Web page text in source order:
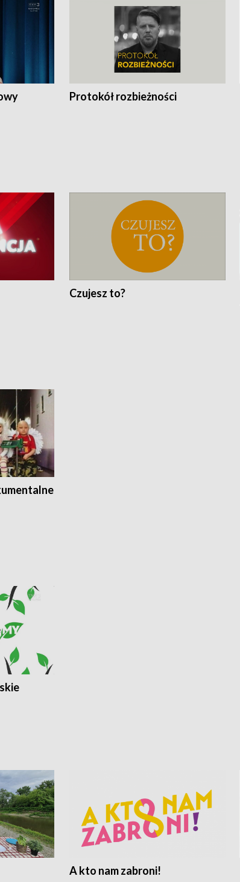
Protokół rozbieżności
Czujesz to?
A kto nam zabroni!